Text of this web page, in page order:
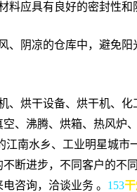
料应具有良好的密封性
、阴凉的仓库中，避免
、烘干设备、烘干机、
、沸腾、烘箱、热风
南水乡、工业明星城
断进步，不同客户的不
咨询，洽谈业务 。 153